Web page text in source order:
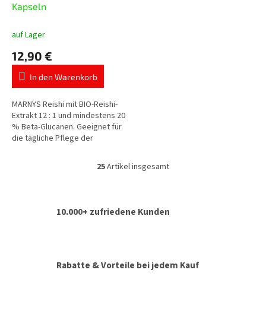
Kapseln
auf Lager
12,90 €
In den Warenkorb
MARNYS Reishi mit BIO-Reishi-
Extrakt 12 : 1 und mindestens 20
% Beta-Glucanen. Geeignet für
die tägliche Pflege der
S
e
e
25Artikel insgesamt
10.000+ zufriedene Kunden
Rabatte & Vorteile bei jedem Kauf